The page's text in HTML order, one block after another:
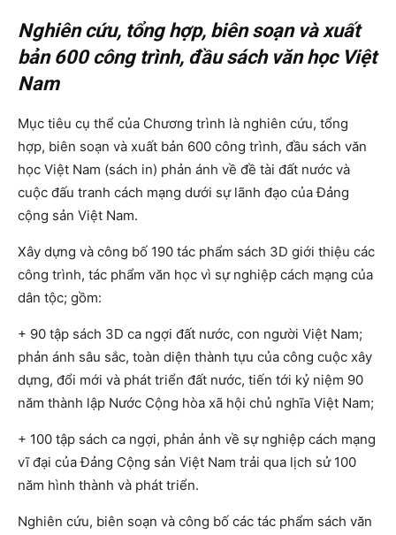
Nghiên cứu, tổng hợp, biên soạn và xuất
bản 600 công trình, đầu sách văn học Việt
Nam
Mục tiêu cụ thể của Chương trình là nghiên cứu, tổng
hợp, biên soạn và xuất bản 600 công trình, đầu sách văn
học Việt Nam (sách in) phản ánh về đề tài đất nước và
cuộc đấu tranh cách mạng dưới sự lãnh đạo của Đảng
cộng sản Việt Nam.
Xây dựng và công bố 190 tác phẩm sách 3D giới thiệu các
công trình, tác phẩm văn học vì sự nghiệp cách mạng của
dân tộc; gồm:
+ 90 tập sách 3D ca ngợi đất nước, con người Việt Nam;
phản ánh sâu sắc, toàn diện thành tựu của công cuộc xây
dựng, đổi mới và phát triển đất nước, tiến tới kỷ niệm 90
năm thành lập Nước Cộng hòa xã hội chủ nghĩa Việt Nam;
+ 100 tập sách ca ngợi, phản ảnh về sự nghiệp cách mạng
vĩ đại của Đảng Cộng sản Việt Nam trải qua lịch sử 100
năm hình thành và phát triển.
Nghiên cứu, biên soạn và công bố các tác phẩm sách văn